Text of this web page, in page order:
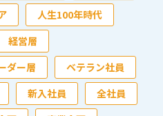
人生100年時代
経営層
ダー層
ベテラン社員
新入社員
全社員